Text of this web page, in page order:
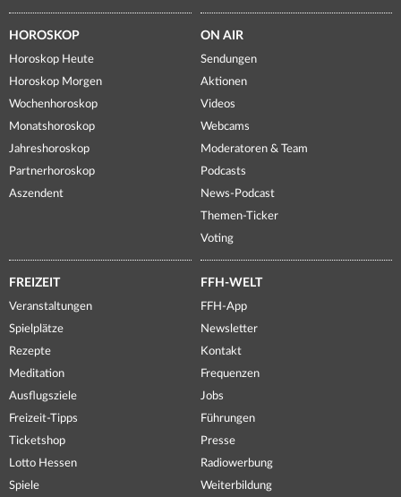
HOROSKOP
Horoskop Heute
Horoskop Morgen
Wochenhoroskop
Monatshoroskop
Jahreshoroskop
Partnerhoroskop
Aszendent
ON AIR
Sendungen
Aktionen
Videos
Webcams
Moderatoren & Team
Podcasts
News-Podcast
Themen-Ticker
Voting
FREIZEIT
Veranstaltungen
Spielplätze
Rezepte
Meditation
Ausflugsziele
Freizeit-Tipps
Ticketshop
Lotto Hessen
Spiele
FFH-WELT
FFH-App
Newsletter
Kontakt
Frequenzen
Jobs
Führungen
Presse
Radiowerbung
Weiterbildung